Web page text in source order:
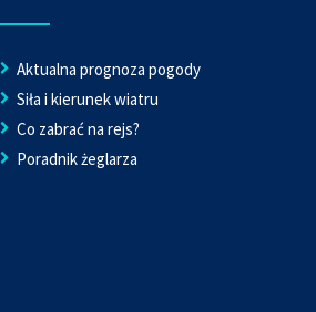
Aktualna prognoza pogody
Siła i kierunek wiatru
Co zabrać na rejs?
Poradnik żeglarza